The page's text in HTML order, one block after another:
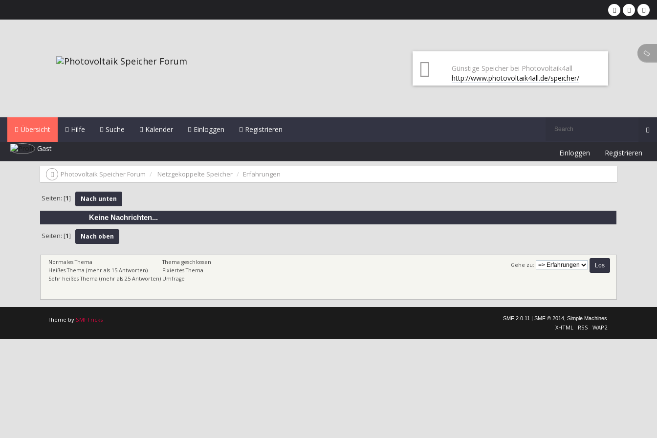
Günstige Speicher bei Photovoltaik4all
http://www.photovoltaik4all.de/speicher/
Übersicht Hilfe Suche Kalender Einloggen Registrieren
Gast Einloggen Registrieren
Photovoltaik Speicher Forum Netzgekoppelte Speicher Erfahrungen
Seiten: [1] Nach unten
Keine Nachrichten...
Seiten: [1] Nach oben
Gehe zu:
Normales Thema
Heißes Thema (mehr als 15 Antworten)
Sehr heißes Thema (mehr als 25 Antworten)
Thema geschlossen
Fixiertes Thema
Umfrage
Theme by SMFTricks SMF 2.0.11 SMF © 2014, Simple Machines
XHTML RSS WAP2